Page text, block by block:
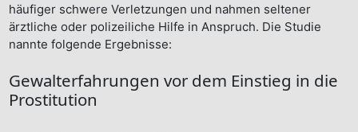
häufiger schwere Verletzungen und nahmen seltener
ärztliche oder polizeiliche Hilfe in Anspruch. Die Studie
nannte folgende Ergebnisse:
Gewalterfahrungen vor dem Einstieg in die
Prostitution